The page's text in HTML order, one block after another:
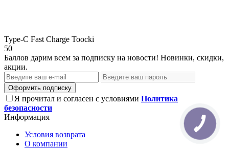
Type-C Fast Charge Toocki
50
Баллов дарим всем за подписку на новости! Новинки, скидки,
акции.
Оформить подписку
Я прочитал и согласен с условиями Политика
безопасности
Информация
Условия возврата
О компании